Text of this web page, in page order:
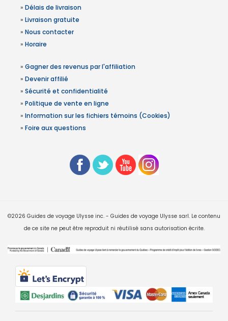
» Délais de livraison
» Livraison gratuite
» Nous contacter
» Horaire
» Gagner des revenus par l'affiliation
» Devenir affilié
» Sécurité et confidentialité
» Politique de vente en ligne
» Information sur les fichiers témoins (Cookies)
» Foire aux questions
©2026 Guides de voyage Ulysse inc. - Guides de voyage Ulysse sarl. Le contenu
de ce site ne peut être reproduit ni réutilisé sans autorisation écrite.